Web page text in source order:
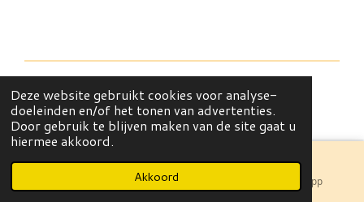
Deze website gebruikt cookies voor analyse-
doeleinden en/of het tonen van advertenties.
Door gebruik te blijven maken van de site gaat u
hiermee akkoord.
Akkoord
© 2021 - 2026 Juul & Julie
Powered by JouwWeb
Instagram WhatsApp